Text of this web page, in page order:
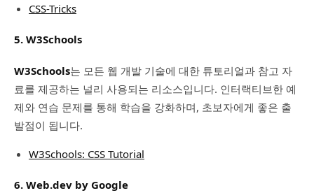
CSS-Tricks
5. W3Schools
W3Schools는 모든 웹 개발 기술에 대한 튜토리얼과 참고 자
료를 제공하는 널리 사용되는 리소스입니다. 인터랙티브한 예
제와 연습 문제를 통해 학습을 강화하며, 초보자에게 좋은 출
발점이 됩니다.
W3Schools: CSS Tutorial
6. Web.dev by Google